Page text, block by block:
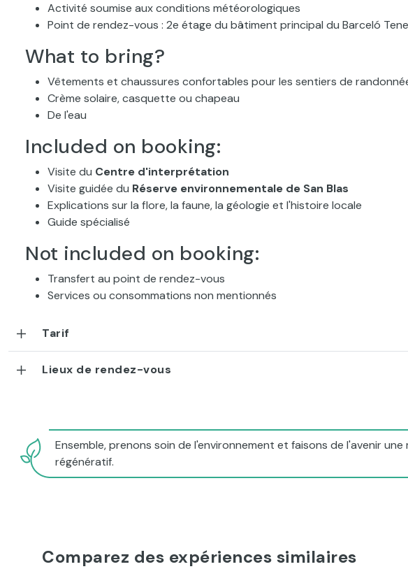
Activité soumise aux conditions météorologiques
Point de rendez-vous : 2e étage du bâtiment principal du Barceló
What to bring?
Vêtements et chaussures confortables pour les sentiers de
Crème solaire, casquette ou chapeau
De l'eau
Included on booking:
Visite du Centre d'interprétation
Visite guidée du Réserve environnementale de San Blas
Explications sur la flore, la faune, la géologie et l'histoire locale
Guide spécialisé
Not included on booking:
Transfert au point de rendez-vous
Services ou consommations non mentionnés
Tarif
Lieux de rendez-vous
Ensemble, prenons soin de l'environnement et faisons de l'avenir
régénératif.
Comparez des expériences similaires